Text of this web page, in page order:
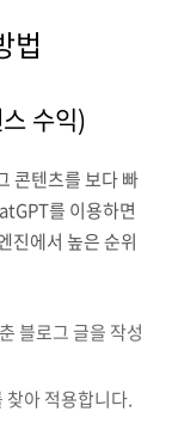
법
수익)
콘텐츠를 보다 빠
를 이용하면
진에서 높은 순위
블로그 글을 작성
찾아 적용합니다.